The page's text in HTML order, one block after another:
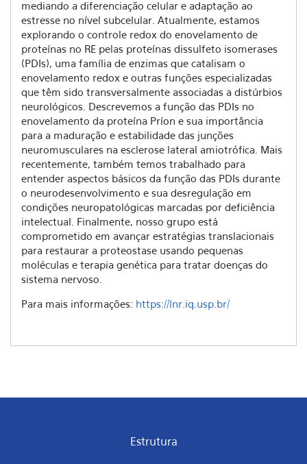
mediando a diferenciação celular e adaptação ao
estresse no nível subcelular. Atualmente, estamos
explorando o controle redox do enovelamento de
proteínas no RE pelas proteínas dissulfeto isomerases
(PDIs), uma família de enzimas que catalisam o
enovelamento redox e outras funções especializadas
que têm sido transversalmente associadas a distúrbios
neurológicos. Descrevemos a função das PDIs no
enovelamento da proteína Príon e sua importância
para a maduração e estabilidade das junções
neuromusculares na esclerose lateral amiotrófica. Mais
recentemente, também temos trabalhado para
entender aspectos básicos da função das PDIs durante
o neurodesenvolvimento e sua desregulação em
condições neuropatológicas marcadas por deficiência
intelectual. Finalmente, nosso grupo está
comprometido em avançar estratégias translacionais
para restaurar a proteostase usando pequenas
moléculas e terapia genética para tratar doenças do
sistema nervoso.
Para mais informações: https://lnr.iq.usp.br/
Estrutura